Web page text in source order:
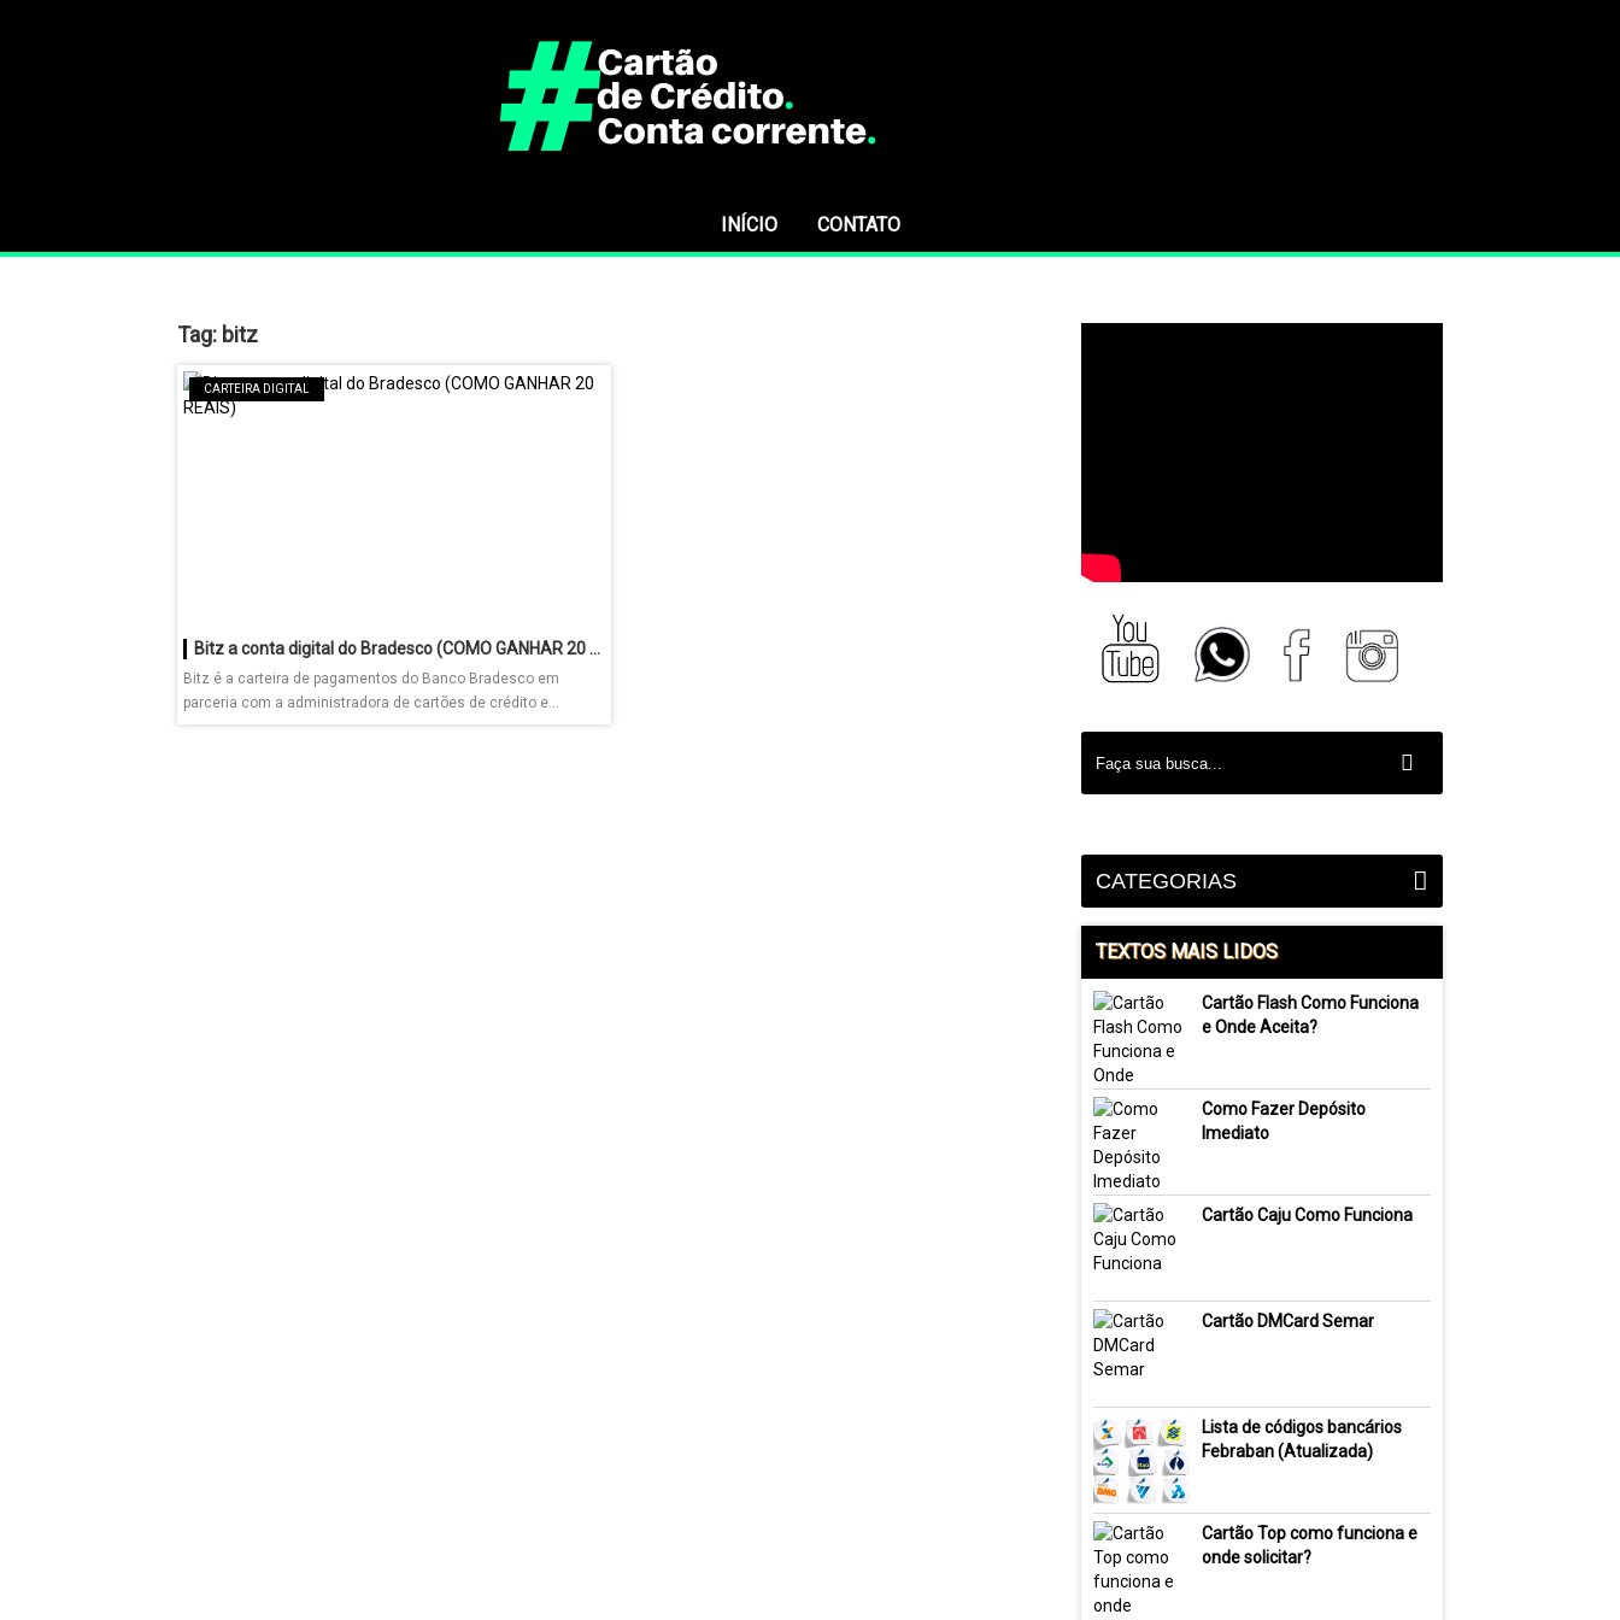
INÍCIO CONTATO
Tag: bitz
CARTEIRA DIGITAL
Bitz a conta digital do Bradesco (COMO GANHAR 20 REAIS)
Bitz é a carteira de pagamentos do Banco Bradesco em
parceria com a administradora de cartões de crédito e...
CATEGORIAS
TEXTOS MAIS LIDOS
Cartão Flash Como Funciona
e Onde Aceita?
Como Fazer Depósito
Imediato
Cartão Caju Como Funciona
Cartão DMCard Semar
Lista de códigos bancários
Febraban (Atualizada)
Cartão Top como funciona e
onde solicitar?